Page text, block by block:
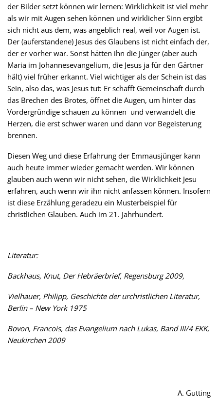
der Bilder setzt können wir lernen: Wirklichkeit ist viel mehr
als wir mit Augen sehen können und wirklicher Sinn ergibt
sich nicht aus dem, was angeblich real, weil vor Augen ist.
Der (auferstandene) Jesus des Glaubens ist nicht einfach der,
der er vorher war. Sonst hätten ihn die Jünger (aber auch
Maria im Johannesevangelium, die Jesus ja für den Gärtner
hält) viel früher erkannt. Viel wichtiger als der Schein ist das
Sein, also das, was Jesus tut: Er schafft Gemeinschaft durch
das Brechen des Brotes, öffnet die Augen, um hinter das
Vordergründige schauen zu können und verwandelt die
Herzen, die erst schwer waren und dann vor Begeisterung
brennen.
Diesen Weg und diese Erfahrung der Emmausjünger kann
auch heute immer wieder gemacht werden. Wir können
glauben auch wenn wir nicht sehen, die Wirklichkeit Jesu
erfahren, auch wenn wir ihn nicht anfassen können. Insofern
ist diese Erzählung geradezu ein Musterbeispiel für
christlichen Glauben. Auch im 21. Jahrhundert.
Literatur:
Backhaus, Knut, Der Hebräerbrief, Regensburg 2009,
Vielhauer, Philipp, Geschichte der urchristlichen Literatur,
Berlin – New York 1975
Bovon, Francois, das Evangelium nach Lukas, Band III/4 EKK,
Neukirchen 2009
A. Gutting